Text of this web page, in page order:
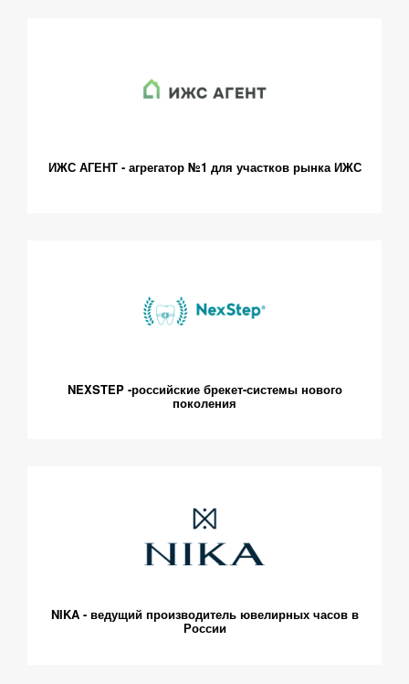
ИЖС АГЕНТ - агрегатор №1 для участков рынка ИЖС
NEXSTEP -российские брекет-системы нового
поколения
NIKA - ведущий производитель ювелирных часов в
России